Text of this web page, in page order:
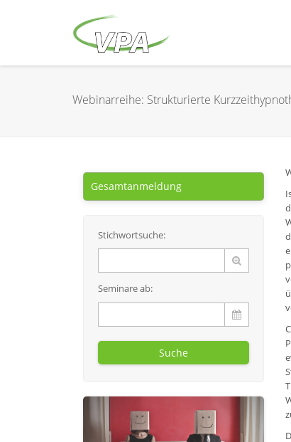
Webinarreihe: Strukturierte
Gesamtanmeldung
Stichwortsuche:
Seminare ab:
Suche